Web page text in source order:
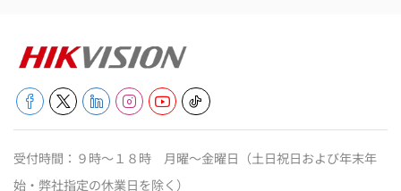
受付時間：９時～１８時 月曜～金曜日（土日祝日および年末年
始・弊社指定の休業日を除く）